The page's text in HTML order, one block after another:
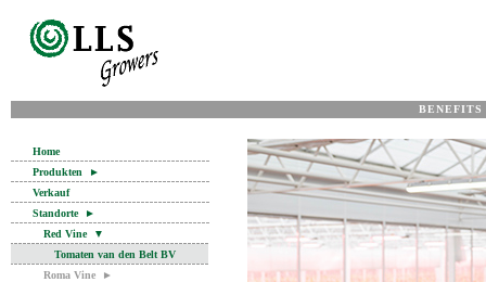
BENEFITS
Home
Produkten
►
Verkauf
Standorte
►
Red Vine
▼
Tomaten van den Belt BV
Roma Vine
►